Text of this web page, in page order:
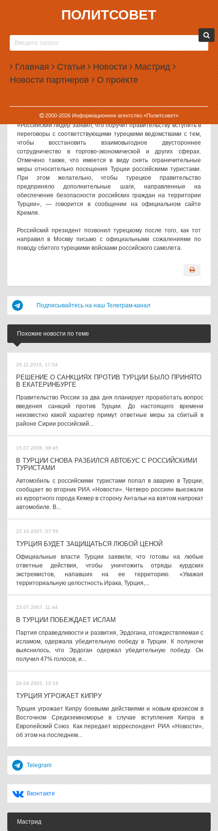
ПОЛИТСОВЕТ
Главная Статьи Новости Мастрид
Новости партнеров О проекте
2000-2026Информационное агентство «Политсовет»
29.06.2016, 16:35
РОССИЯ СНИМАЕТ САНКЦИИ С ТУРЦИИ
Россия и Турция договорились о восстановлении двусторонних
отношений, в том числе и в сфере экономики. В частности,
российским туристам вновь разрешат летать в Турцию.
Об этом договорились президенты двух стран Владимир Путин и
Реджеп Эрдоган во время телефонного разговора.
«Российский лидер заявил, что поручит правительству вступить в
переговоры с соответствующими турецкими ведомствами с тем,
чтобы восстановить взаимовыгодное двустороннее
сотрудничество в торгово-экономической и других сферах.
Отмечено также, что имеется в виду снять ограничительные
меры относительно посещения Турции российскими туристами.
При этом желательно, чтобы турецкое правительство
предприняло дополнительные шаги, направленные на
обеспечение безопасности российских граждан на территории
Турции», — говорится в сообщении на официальном сайте
Кремля.
Российский президент позвонил турецкому после того, как тот
направил в Москву письмо с официальными сожалениями по
поводу сбитого турецкими войсками российского самолета.
Подписывайтесь на наш Телеграм-канал
Похожие новости по теме
26.11.2015, 17:54
РЕШЕНИЕ О САНКЦИЯХ ПРОТИВ ТУРЦИИ БЫЛО ПРИНЯТО
В ЕКАТЕРИНБУРГЕ
Правительство России за два дня планирует проработать вопрос
введения санкций против Турции. До настоящего времени
неизвестно какой характер примут ответные меры за сбитый в
районе Сирии российский...
15.07.2008, 08:45
В ТУРЦИИ СНОВА РАЗБИЛСЯ АВТОБУС С РОССИЙСКИМИ
ТУРИСТАМИ
Автомобиль с российскими туристами попал в аварию в Турции,
сообщает во вторник РИА «Новости». Четверо россиян выезжали
из курортного города Кемер в сторону Антальи на взятом напрокат
автомобиле. В...
22.10.2007, 07:59
ТУРЦИЯ БУДЕТ ЗАЩИЩАТЬСЯ ЛЮБОЙ ЦЕНОЙ
Официальные власти Турции заявили, что готовы на любые
ответные действия, чтобы уничтожить отряды курдских
экстремистов, напавших на ее территорию. «Уважая
территориальную целостность Ирака, Турция,...
23.07.2007, 11:44
В ТУРЦИИ ПОБЕЖДАЕТ ИСЛАМ
Партия справедливости и развития, Эрдогана, отождествляемая с
исламом, одержала убедительную победу в Турции. К полуночи
выяснилось, что Эрдоган одержал убедительную победу. Он
получил 47% голосов, и...
24.09.2002, 10:16
ТУРЦИЯ УГРОЖАЕТ КИПРУ
Турция угрожает Кипру боевыми действиями и новым кризисом в
Восточном Средиземноморье в случае вступления Кипра в
Европейский Союз. Как передает корреспондент РИА «Новости»,
об этом на последнем...
Telegram
Вконтакте
Мастрид